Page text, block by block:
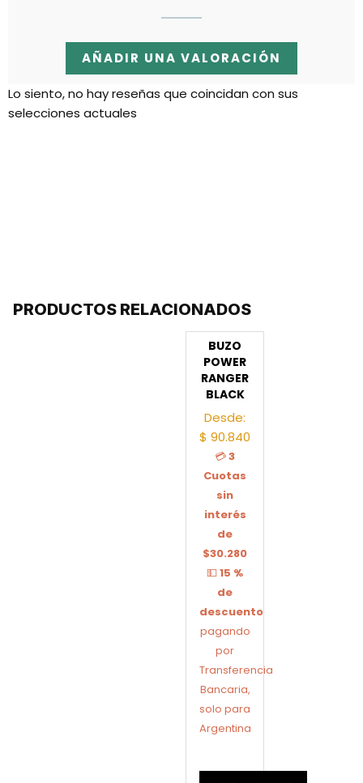
AÑADIR UNA VALORACIÓN
Lo siento, no hay reseñas que coincidan con sus
selecciones actuales
PRODUCTOS RELACIONADOS
BUZO
POWER
RANGER
BLACK
Desde:
$ 90.840
💳3
Cuotas
sin
interés
de
$30.280
💵15 %
de
descuento
pagando
por
Transferencia
Bancaria,
solo para
Argentina